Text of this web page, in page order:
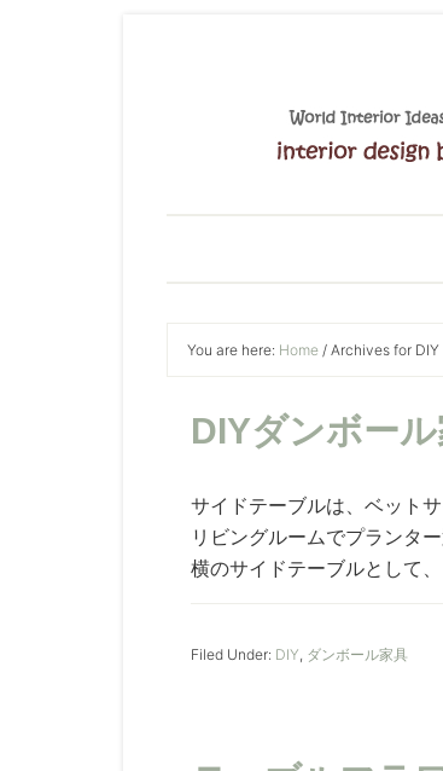
You are here: Home / Archives for DIY
DIYダンボー
サイドテーブルは、ベット
リビングルームでプランタ
横のサイドテーブルとして
Filed Under: DIY, ダンボール家具